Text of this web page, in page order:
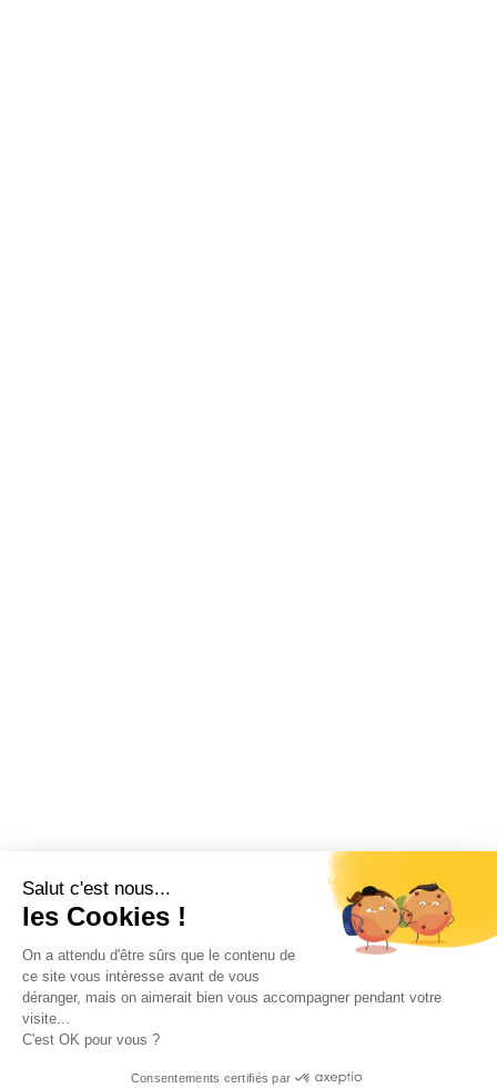
Salut c'est nous...
les Cookies !
On a attendu d'être sûrs que le contenu de
ce site vous intéresse avant de vous
déranger, mais on aimerait bien vous accompagner pendant votre
visite...
C'est OK pour vous ?
Consentements certifiés par